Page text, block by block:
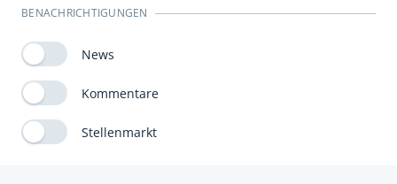
BENACHRICHTIGUNGEN
News
Kommentare
Stellenmarkt